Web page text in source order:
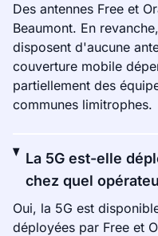
Des antennes Free et
Beaumont. En
disposent d'aucune
couverture mobile
partiellement des
communes limitrophes.
La 5G est-elle
chez quel
Oui, la 5G est
déployées par Free et